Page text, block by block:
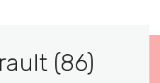
(86)